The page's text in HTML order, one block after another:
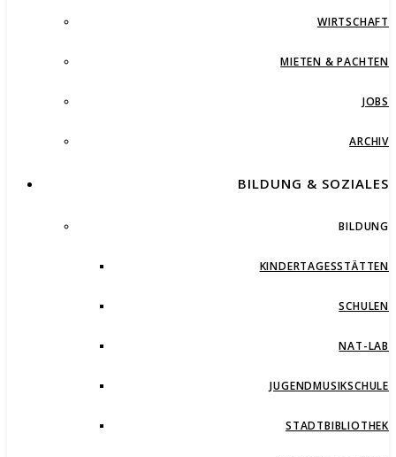
WIRTSCHAFT
MIETEN & PACHTEN
JOBS
ARCHIV
BILDUNG & SOZIALES
BILDUNG
KINDERTAGESSTÄTTEN
SCHULEN
NAT-LAB
JUGENDMUSIKSCHULE
STADTBIBLIOTHEK